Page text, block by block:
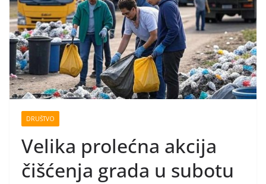
DRUŠTVO
Velika prolećna akcija
čišćenja grada u subotu